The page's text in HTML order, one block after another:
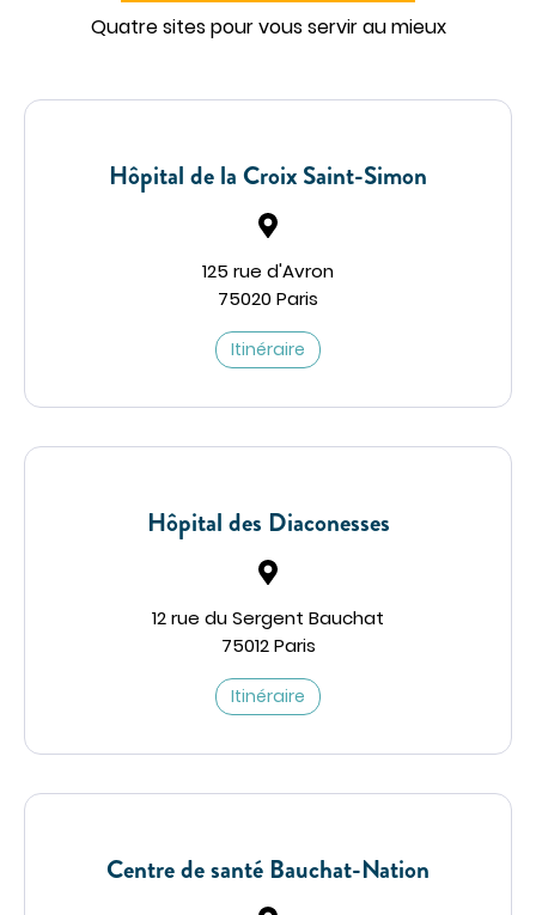
Quatre sites pour vous servir au mieux
Hôpital de la Croix Saint-Simon
125 rue d'Avron
75020 Paris
Itinéraire
Hôpital des Diaconesses
12 rue du Sergent Bauchat
75012 Paris
Itinéraire
Centre de santé Bauchat-Nation